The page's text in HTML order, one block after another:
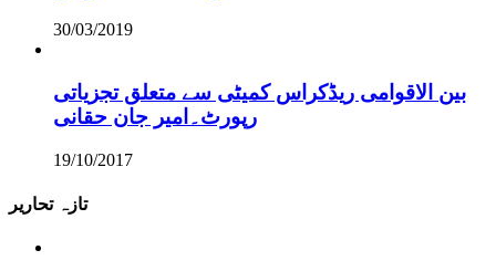
30/03/2019
بین الاقوامی ریڈکراس کمیٹی سے متعلق تجزیاتی
رپورٹ۔امیر جان حقانی
19/10/2017
تازہ تحاریر